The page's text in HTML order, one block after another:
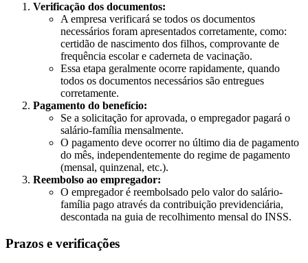
Verificação dos documentos:
A empresa verificará se todos os documentos
necessários foram apresentados corretamente, como:
certidão de nascimento dos filhos, comprovante de
frequência escolar e caderneta de vacinação.
Essa etapa geralmente ocorre rapidamente, quando
todos os documentos necessários são entregues
corretamente.
Pagamento do benefício:
Se a solicitação for aprovada, o empregador pagará o
salário-família mensalmente.
O pagamento deve ocorrer no último dia de pagamento
do mês, independentemente do regime de pagamento
(mensal, quinzenal, etc.).
Reembolso ao empregador:
O empregador é reembolsado pelo valor do salário-
família pago através da contribuição previdenciária,
descontada na guia de recolhimento mensal do INSS.
Prazos e verificações